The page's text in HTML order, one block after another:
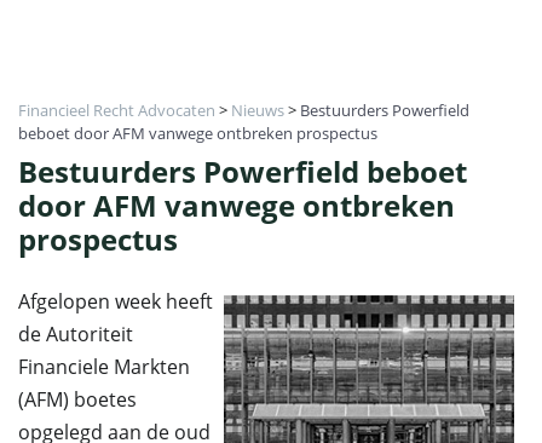
Financieel Recht Advocaten > Nieuws> Bestuurders Powerfield
beboet door AFM vanwege ontbreken prospectus
Bestuurders Powerfield beboet
door AFM vanwege ontbreken
prospectus
Afgelopen week heeft
de Autoriteit
Financiele Markten
(AFM) boetes
opgelegd aan de oud